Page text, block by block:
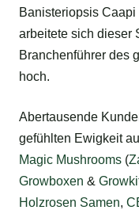
Banisteriopsis Caapi
arbeitete sich dieser
Branchenführer des
hoch.
Abertausende
gefühlten Ewigkeit
Magic Mushrooms (
Growboxen &
Holzrosen Samen,